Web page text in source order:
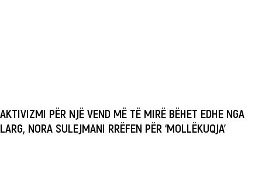
AKTIVIZMI PËR NJË VEND MË TË MIRË BËHET EDHE NGA
LARG, NORA SULEJMANI RRËFEN PËR ‘MOLLËKUQJA’